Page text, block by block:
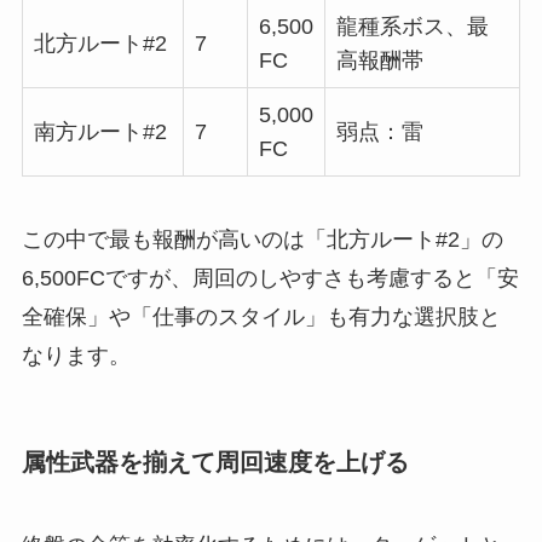
北方ルート#2 7
6,500
FC
龍種系ボス、最
高報酬帯
南方ルート#2 7
5,000
FC
弱点：雷
この中で最も報酬が高いのは「北方ルート#2」の
6,500FCですが、周回のしやすさも考慮すると「安
全確保」や「仕事のスタイル」も有力な選択肢と
なります。
属性武器を揃えて周回速度を上げる